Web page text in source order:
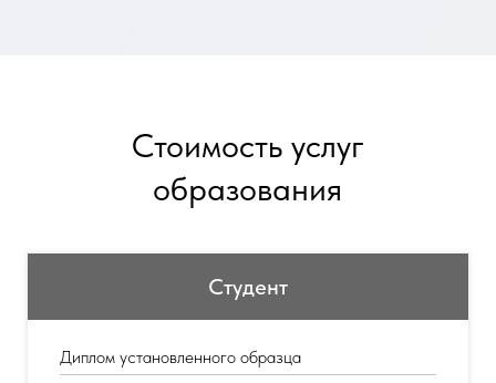
Стоимость услуг
образования
Диплом установленного образца
Студент